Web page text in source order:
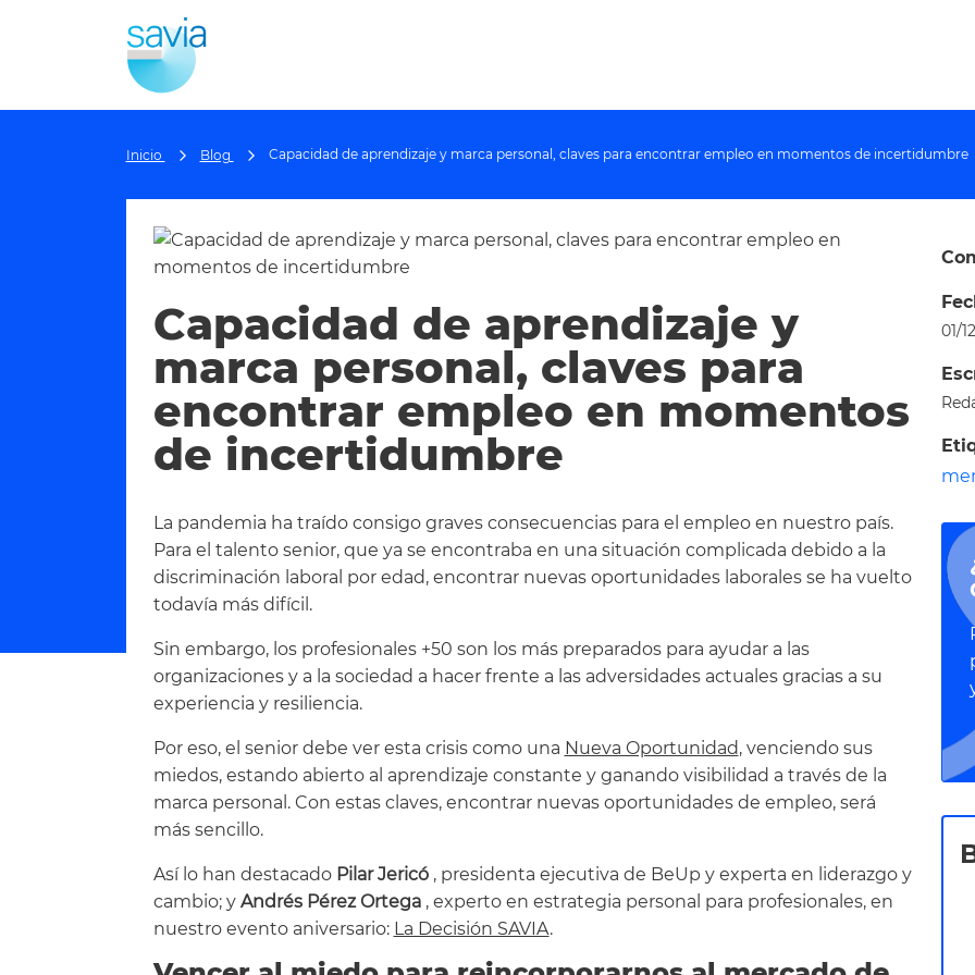
Inicio Blog Capacidad de aprendizaje y marca personal, claves para encontrar empleo en momentos de incertidumbre
Capacidad de aprendizaje y
marca personal, claves para
encontrar empleo en momentos
de incertidumbre
La pandemia ha traído consigo graves consecuencias para el empleo en nuestro país.
Para el talento senior, que ya se encontraba en una situación complicada debido a la
discriminación laboral por edad, encontrar nuevas oportunidades laborales se ha vuelto
todavía más difícil.
Sin embargo, los profesionales +50 son los más preparados para ayudar a las
organizaciones y a la sociedad a hacer frente a las adversidades actuales gracias a su
experiencia y resiliencia.
Por eso, el senior debe ver esta crisis como una Nueva Oportunidad, venciendo sus
miedos, estando abierto al aprendizaje constante y ganando visibilidad a través de la
marca personal. Con estas claves, encontrar nuevas oportunidades de empleo, será
más sencillo.
Así lo han destacado Pilar Jericó , presidenta ejecutiva de BeUp y experta en liderazgo y
cambio; y Andrés Pérez Ortega , experto en estrategia personal para profesionales, en
nuestro evento aniversario: La Decisión SAVIA.
01/